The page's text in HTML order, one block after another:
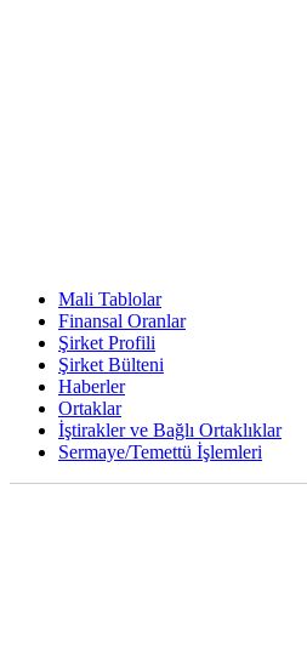
Mali Tablolar
Finansal Oranlar
Şirket Profili
Şirket Bülteni
Haberler
Ortaklar
İştirakler ve Bağlı Ortaklıklar
Sermaye/Temettü İşlemleri